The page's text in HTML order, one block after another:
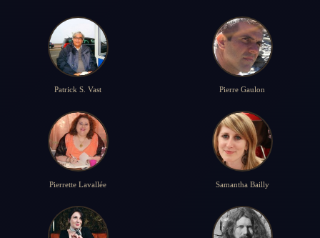
Patrick S. Vast Pierre Gaulon
Pierrette Lavallée Samantha Bailly